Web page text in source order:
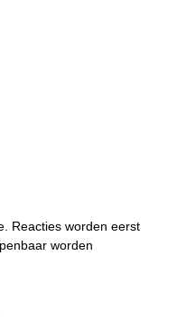
Reacties worden eerst
worden